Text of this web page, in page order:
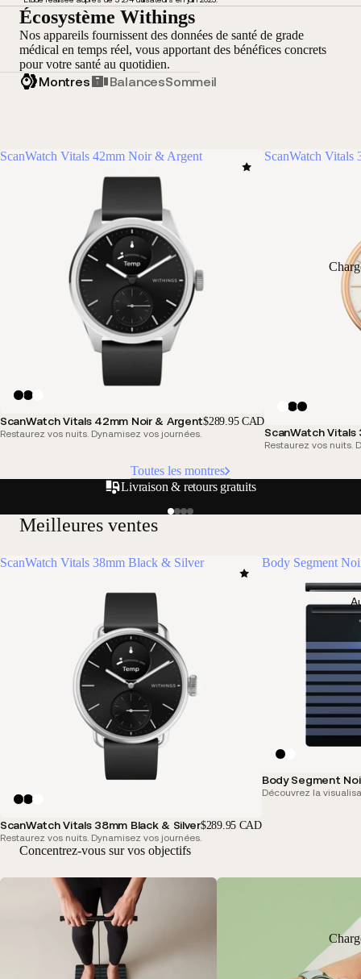
Écosystème Withings
Nos appareils fournissent des données de santé de grade
médical en temps réel, vous apportant des bénéfices concrets
pour votre santé au quotidien.
Montres BalancesSommeil
ScanWatch Vitals 42mm Noir & Argent
ScanWatch Vitals 42mm Noir & Argent$289.95 CAD
Restaurez vos nuits. Dynamisez vos journées.
ScanWatch Vitals
ScanWatch Vitals
Restaurez vos nuits.
Toutes les montres
Options de paiement sécurisé
Meilleures ventes
ScanWatch Vitals 38mm Black & Silver
ScanWatch Vitals 38mm Black & Silver$289.95 CAD
Restaurez vos nuits. Dynamisez vos journées.
Body Segment
Body Segment
Découvrez la
Concentrez-vous sur vos objectifs